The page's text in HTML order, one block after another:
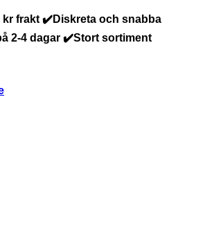
frakt ✔️Diskreta och snabba
2-4 dagar ✔️Stort sortiment